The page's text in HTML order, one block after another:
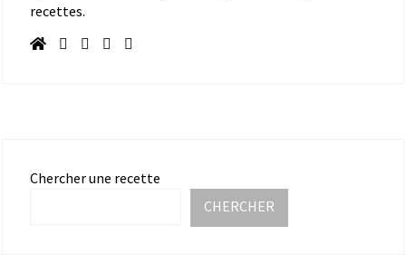
recettes.
Chercher une recette
CHERCHER